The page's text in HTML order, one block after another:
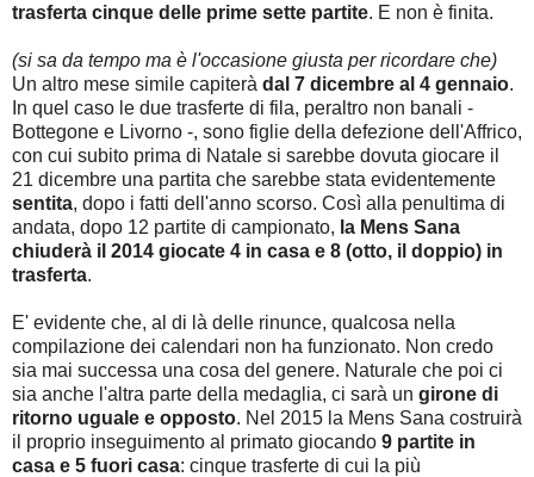
trasferta cinque delle prime sette partite. E non è finita.
(si sa da tempo ma è l'occasione giusta per ricordare che)
Un altro mese simile capiterà dal 7 dicembre al 4 gennaio.
In quel caso le due trasferte di fila, peraltro non banali -
Bottegone e Livorno -, sono figlie della defezione dell'Affrico,
con cui subito prima di Natale si sarebbe dovuta giocare il
21 dicembre una partita che sarebbe stata evidentemente
sentita, dopo i fatti dell'anno scorso. Così alla penultima di
andata, dopo 12 partite di campionato, la Mens Sana
chiuderà il 2014 giocate 4 in casa e 8 (otto, il doppio) in
trasferta.
E' evidente che, al di là delle rinunce, qualcosa nella
compilazione dei calendari non ha funzionato. Non credo
sia mai successa una cosa del genere. Naturale che poi ci
sia anche l'altra parte della medaglia, ci sarà un girone di
ritorno uguale e opposto. Nel 2015 la Mens Sana costruirà
il proprio inseguimento al primato giocando 9 partite in
casa e 5 fuori casa: cinque trasferte di cui la più